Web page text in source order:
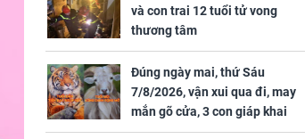
không đồng hành cùng
Châu Tinh Trì, Địch Lệ
Nhiệt Ba quảng bá
và con trai 12 tuổi tử vong
thương tâm
Đúng ngày mai, thứ Sáu
7/8/2026, vận xui qua đi, may
mắn gõ cửa, 3 con giáp khai
thông vận mệnh, tiền nhiều vô